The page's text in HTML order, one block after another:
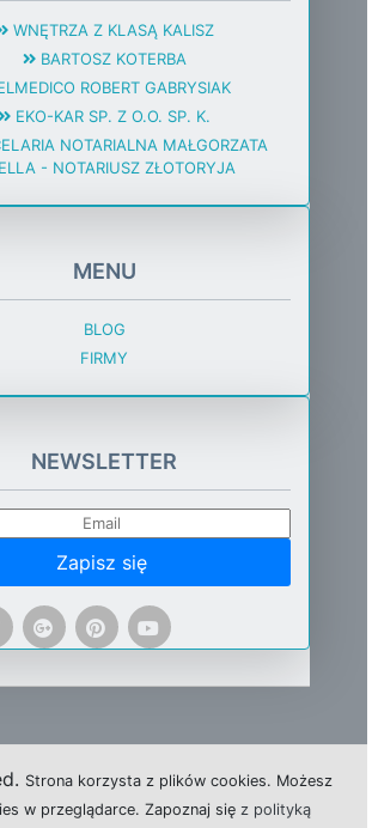
WNĘTRZA Z KLASĄ KALISZ
BARTOSZ KOTERBA
ROBERT GABRYSIAK
EKO-KAR SP. Z O.O. SP. K.
NOTARIALNA MAŁGORZATA
- NOTARIUSZ ZŁOTORYJA
MENU
BLOG
FIRMY
NEWSLETTER
Zapisz się
Strona korzysta z plików cookies. Możesz
ies w przeglądarce. Zapoznaj się z polityką